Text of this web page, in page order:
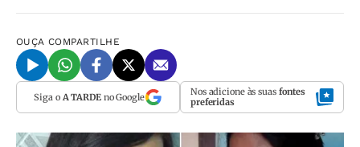
OUÇA COMPARTILHE
Siga o A TARDEno Google Nos adicione às suas fontes
preferidas